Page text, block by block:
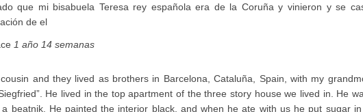
que mi bisabuela Teresa rey española era de la Coruña y vinieron y se
de el
1 año 14 semanas
and they lived as brothers in Barcelona, Cataluña, Spain, with my
He lived in the top apartment of the three story house we lived in. He
beatnik. He painted the interior black, and when he ate with us he put sugar in